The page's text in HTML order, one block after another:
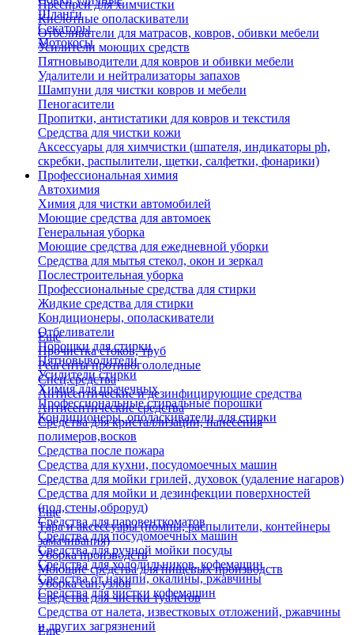
Шланги
Секаторы
Мотокосы
Преспреи для химчистки
Кислотные ополаскиватели
Отбеливатели для матрасов, ковров, обивки мебели
Усилители моющих средств
Пятновыводители для ковров и обивки мебели
Удалители и нейтрализаторы запахов
Шампуни для чистки ковров и мебели
Пеногасители
Пропитки, антистатики для ковров и текстиля
Средства для чистки кожи
Аксессуары для химчистки (шпателя, индикаторы ph,
скребки, распылители, щетки, салфетки, фонарики)
Профессиональная химия
Автохимия
Химия для чистки автомобилей
Моющие средства для автомоек
Генеральная уборка
Моющие средства для ежедневной уборки
Средства для мытья стекол, окон и зеркал
Послестроительная уборка
Профессиональные средства для стирки
Жидкие средства для стирки
Кондиционеры, ополаскиватели
Отбеливатели
Порошки для стирки
Пятновыводители
Усилители стирки
Химия для прачечных
Профессиональные стиральные порошки
Кондиционеры, ополаскиватели для стирки
Еще
Прочистка стоков, труб
Реагенты противогололедные
Спец.средства
Антисептические и дезинфицирующие средства
Антисептические средства
Средства для кристаллизации, нанесения
полимеров,восков
Средства после пожара
Средства для кухни, посудомоечных машин
Средства для мойки грилей, духовок (удаление нагаров)
Средства для мойки и дезинфекции поверхностей
(пол,стены,оброруд)
Средства для паровенткоматов
Средства для посудомоечных машин
Средства для ручной мойки посуды
Средства для холодильников, кофемашин
Средства от накипи, окалины, ржавчины
Средства для чистки кофемашин
Еще
Тара и аксессуары (помпы, распылители, контейнеры
замачивания)
Уборка производств
Моющие средства для пищевых производств
Уборка сан.узлов
Средства для чистки туалетов
Средства от налета, известковых отложений, ржавчины
и других загрязнений
Еще